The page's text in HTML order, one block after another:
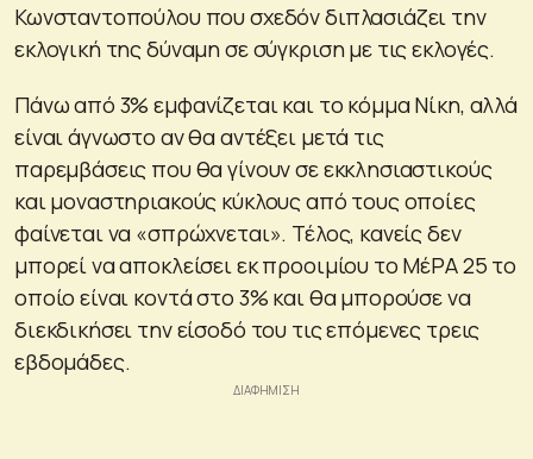
Κωνσταντοπούλου που σχεδόν διπλασιάζει την
εκλογική της δύναμη σε σύγκριση με τις εκλογές.
Πάνω από 3% εμφανίζεται και το κόμμα Νίκη, αλλά
είναι άγνωστο αν θα αντέξει μετά τις
παρεμβάσεις που θα γίνουν σε εκκλησιαστικούς
και μοναστηριακούς κύκλους από τους οποίες
φαίνεται να «σπρώχνεται». Τέλος, κανείς δεν
μπορεί να αποκλείσει εκ προοιμίου το ΜέΡΑ 25 το
οποίο είναι κοντά στο 3% και θα μπορούσε να
διεκδικήσει την είσοδό του τις επόμενες τρεις
εβδομάδες.